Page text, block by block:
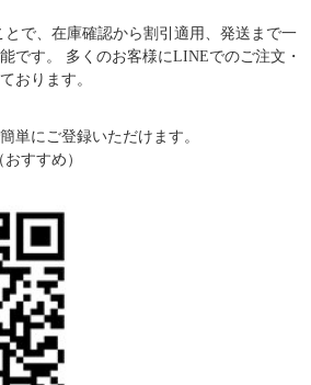
で、在庫確認から割引適用、発送まで一
です。 多くのお客様にLINEでのご注文・
おります。
単にご登録いただけます。
すすめ）